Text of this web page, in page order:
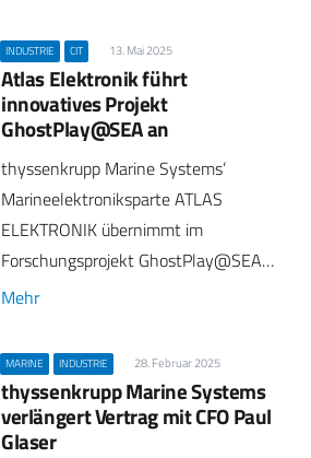
INDUSTRIE CIT 13. Mai 2025
Atlas Elektronik führt
innovatives Projekt
GhostPlay@SEA an
thyssenkrupp Marine Systems’
Marineelektroniksparte ATLAS
ELEKTRONIK übernimmt im
Forschungsprojekt GhostPlay@SEA…
Mehr
MARINE INDUSTRIE 28. Februar 2025
thyssenkrupp Marine Systems
verlängert Vertrag mit CFO Paul
Glaser